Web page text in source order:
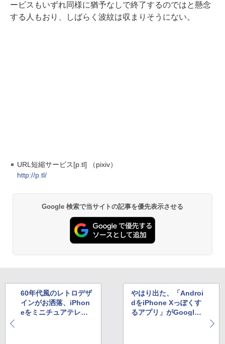
ービスもいずれ同様に猶予なしで終了するのではと懸念
する人もおり、しばらく波紋は収まりそうにない。
URL短縮サービス[p.tl] （pixiv）
http://p.tl/
Google 検索で当サイトの記事を優先表示させる
60年代風のレトロデザ
インがお洒落、iPhon
eをミニチュアテレビ
やはり出た、「Androi
dをiPhone Xっぽくす
るアプリ」がGoogle